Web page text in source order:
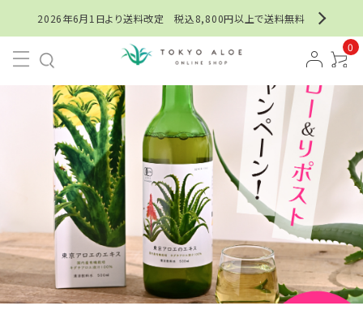
2026年6月1日より送料改定 税込8,800円以上で送料無料
0